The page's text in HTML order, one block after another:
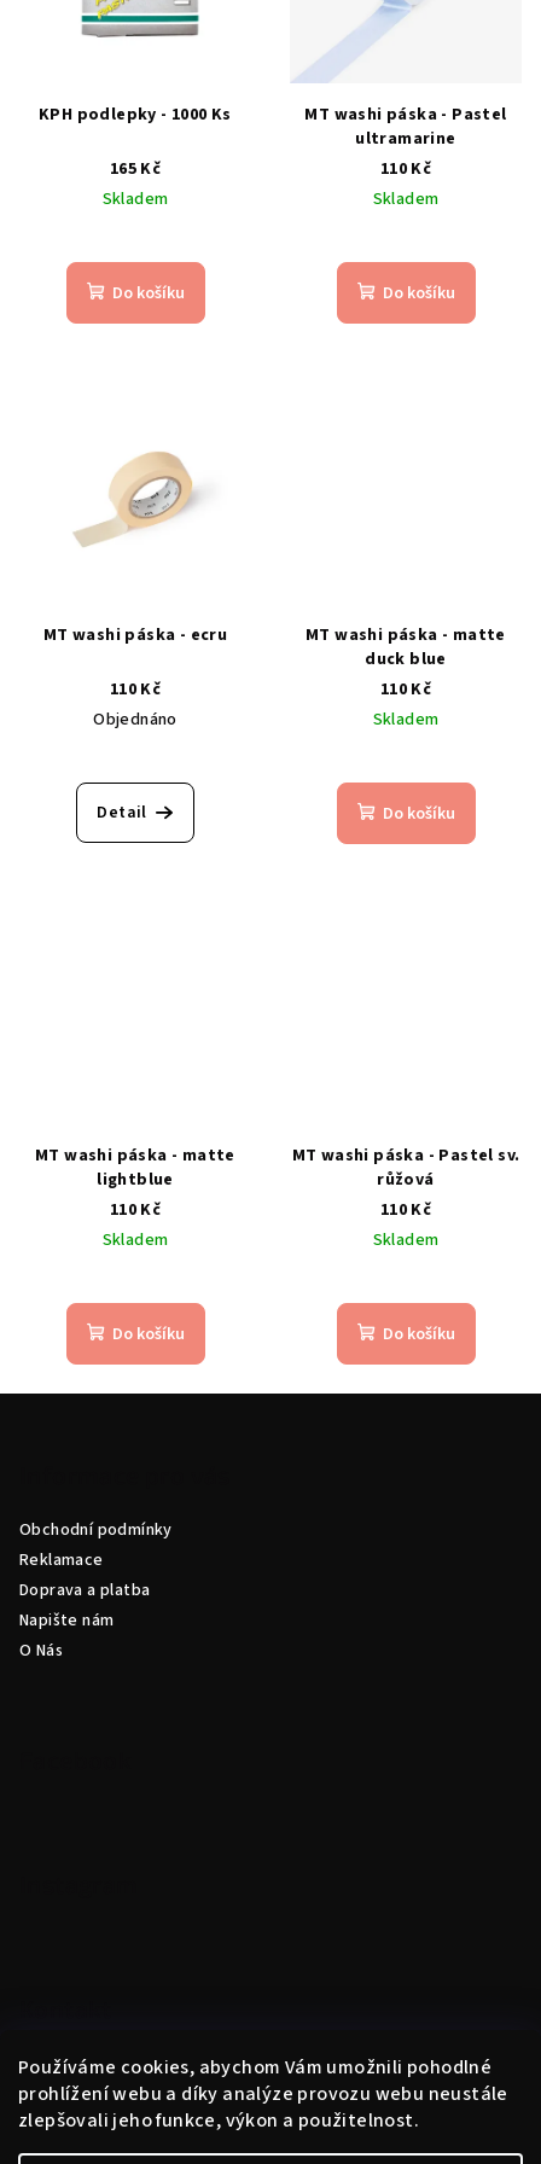
Používáme cookies, abychom Vám umožnili pohodlné
prohlížení webu a díky analýze provozu webu neustále
zlepšovali jeho funkce, výkon a použitelnost.
KPH podlepky - 1000 Ks
165 Kč
Skladem
Do košíku
MT washi páska - Pastel
ultramarine
110 Kč
Skladem
Do košíku
MT washi páska - ecru
110 Kč
Objednáno
Detail
MT washi páska - matte
duck blue
110 Kč
Skladem
Do košíku
MT washi páska - matte
lightblue
110 Kč
Skladem
Do košíku
MT washi páska - Pastel sv.
růžová
110 Kč
Skladem
Do košíku
Obchodní podmínky
Reklamace
Doprava a platba
Napište nám
O Nás
obchod@instantne.cz
+420 720 025 433